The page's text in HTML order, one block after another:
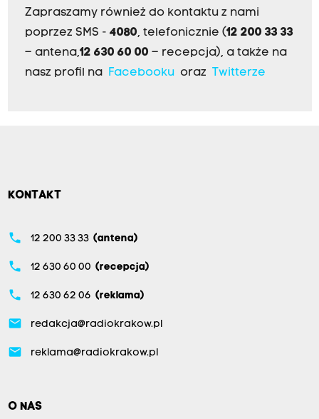
Zapraszamy również do kontaktu z nami
poprzez SMS - 4080, telefonicznie (12 200 33 33
– antena,12 630 60 00 – recepcja), a także na
nasz profil na Facebookuoraz Twitterze
KONTAKT
phone 12 200 33 33 (antena)
phone 12 630 60 00 (recepcja)
phone 12 630 62 06 (reklama)
email redakcja@radiokrakow.pl
email reklama@radiokrakow.pl
O NAS